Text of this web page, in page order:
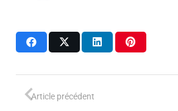
Article précédent